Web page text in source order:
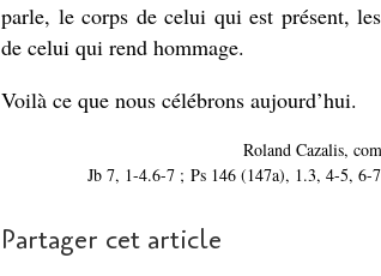
parle, le corps de celui qui est présent,
de celui qui rend hommage.
Voilà ce que nous célébrons aujourd’hui.
Roland Cazalis,
Jb 7, 1-4.6-7 ; Ps 146 (147a), 1.3, 4-5,
Partager cet article